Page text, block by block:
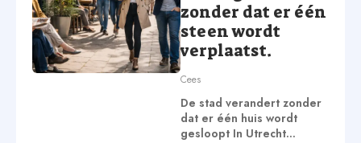
zonder dat er één
steen wordt
verplaatst.
Cees
De stad verandert zonder
dat er één huis wordt
gesloopt In Utrecht…